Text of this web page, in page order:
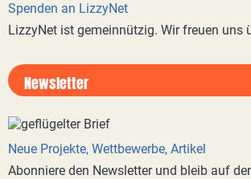
Spenden an LizzyNet
LizzyNet ist gemeinnützig. Wir freuen uns
Newsletter
Neue Projekte, Wettbewerbe, Artikel
Abonniere den Newsletter und bleib auf